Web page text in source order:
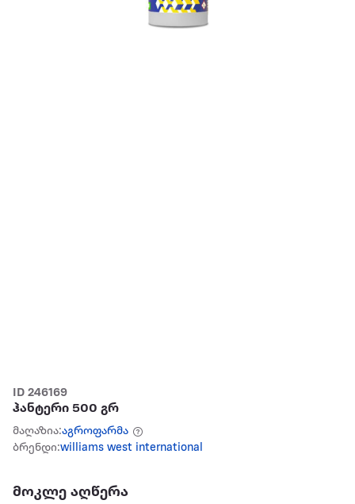
ID 246169
ჰანტერი 500 გრ
მაღაზია:აგროფარმა
ბრენდი:williams west international
მოკლე აღწერა